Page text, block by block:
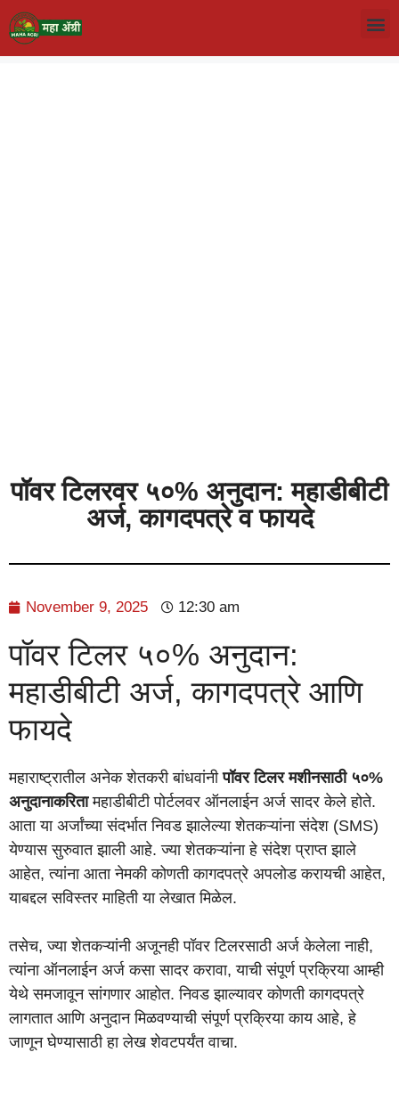
पॉवर टिलरवर ५०% अनुदान: महाडीबीटी
अर्ज, कागदपत्रे व फायदे
November 9, 2025 12:30 am
पॉवर टिलर ५०% अनुदान:
महाडीबीटी अर्ज, कागदपत्रे आणि
फायदे
महाराष्ट्रातील अनेक शेतकरी बांधवांनीपॉवर टिलर मशीनसाठी ५०%
अनुदानाकरितामहाडीबीटी पोर्टलवर ऑनलाईन अर्ज सादर केले होते.
आता या अर्जांच्या संदर्भात निवड झालेल्या शेतकऱ्यांना संदेश (SMS)
येण्यास सुरुवात झाली आहे. ज्या शेतकऱ्यांना हे संदेश प्राप्त झाले
आहेत, त्यांना आता नेमकी कोणती कागदपत्रे अपलोड करायची आहेत,
याबद्दल सविस्तर माहिती या लेखात मिळेल.
तसेच, ज्या शेतकऱ्यांनी अजूनही पॉवर टिलरसाठी अर्ज केलेला नाही,
त्यांना ऑनलाईन अर्ज कसा सादर करावा, याची संपूर्ण प्रक्रिया आम्ही
येथे समजावून सांगणार आहोत. निवड झाल्यावर कोणती कागदपत्रे
लागतात आणि अनुदान मिळवण्याची संपूर्ण प्रक्रिया काय आहे, हे
जाणून घेण्यासाठी हा लेख शेवटपर्यंत वाचा.